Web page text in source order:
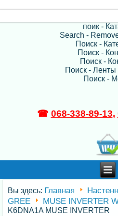
поик -
Search -
Поиск -
Поиск -
Поиск -
Поиск - Ленты
Поиск -
☎ 068-338-89-13,
Вы здесь: Главная
GREE
MUSE INVERTER
K6DNA1A MUSE INVERTER